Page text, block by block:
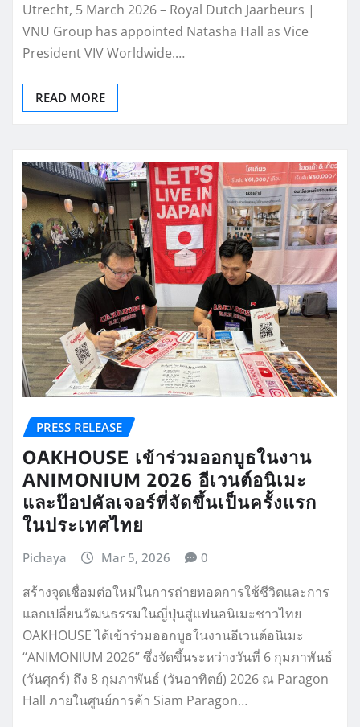
Utrecht, 5 March 2026 – Royal Dutch Jaarbeurs |
VNU Group has appointed Natasha Hall as Vice
President VIV Worldwide.…
READ MORE
PRESS RELEASE
OAKHOUSE เข้าร่วมออกบูธในงาน
ANIMONIUM 2026 อีเวนต์อนิเมะ
และป๊อปคัลเจอร์ที่จัดขึ้นเป็นครั้งแรก
ในประเทศไทย
Pichaya Mar 5, 2026 0
สร้างจุดเชื่อมต่อใหม่ในการถ่ายทอดการใช้ชีวิตและการ
แลกเปลี่ยนวัฒนธรรมในญี่ปุ่นสู่แฟนอนิเมะชาวไทย
OAKHOUSE ได้เข้าร่วมออกบูธในงานอีเวนต์อนิเมะ
“ANIMONIUM 2026” ซึ่งจัดขึ้นระหว่างวันที่ 6 กุมภาพันธ์
(วันศุกร์) ถึง 8 กุมภาพันธ์ (วันอาทิตย์) 2026 ณ Paragon
Hall ภายในศูนย์การค้า Siam Paragon…